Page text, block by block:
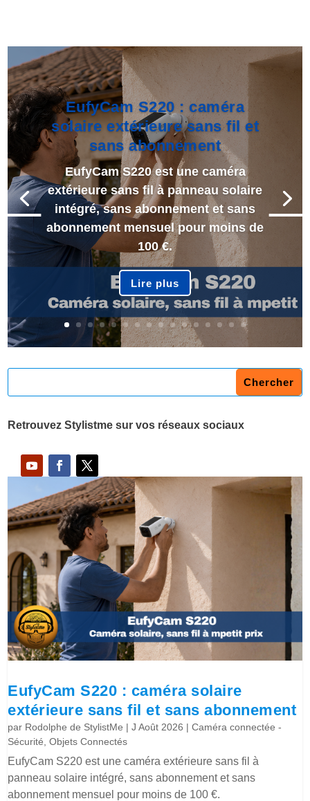
EufyCam S220 : caméra
solaire extérieure sans fil et
sans abonnement
EufyCam S220 est une caméra
extérieure sans fil à panneau solaire
intégré, sans abonnement et sans
abonnement mensuel pour moins de
100 €.
Lire plus
Retrouvez Stylistme sur vos réseaux sociaux
EufyCam S220 : caméra solaire
extérieure sans fil et sans abonnement
par Rodolphe de StylistMe |J Août 2026 |Caméra connectée -
Sécurité ,Objets Connectés
EufyCam S220 est une caméra extérieure sans fil à
panneau solaire intégré, sans abonnement et sans
abonnement mensuel pour moins de 100 €.